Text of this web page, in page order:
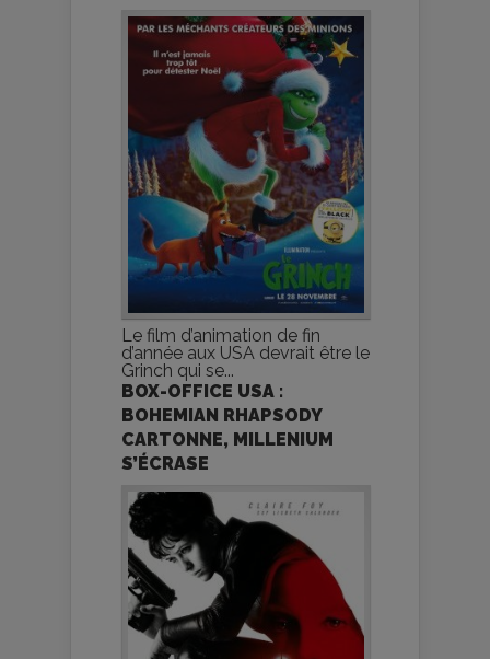
Le film d’animation de fin
d’année aux USA devrait être le
Grinch qui se...
BOX-OFFICE USA :
BOHEMIAN RHAPSODY
CARTONNE, MILLENIUM
S’ÉCRASE